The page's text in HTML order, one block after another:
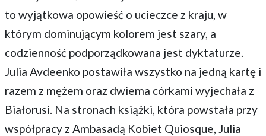
to wyjątkowa opowieść o ucieczce z kraju, w
którym dominującym kolorem jest szary, a
codzienność podporządkowana jest dyktaturze.
Julia Avdeenko postawiła wszystko na jedną kartę i
razem z mężem oraz dwiema córkami wyjechała z
Białorusi. Na stronach książki, która powstała przy
współpracy z Ambasadą Kobiet Quiosque, Julia